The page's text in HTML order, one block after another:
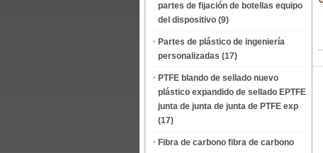
partes de fijación de botellas equipo
del dispositivo (9)
Partes de plástico de ingeniería
personalizadas (17)
PTFE blando de sellado nuevo
plástico expandido de sellado EPTFE
junta de junta de junta de PTFE exp
(17)
Fibra de carbono fibra de carbono